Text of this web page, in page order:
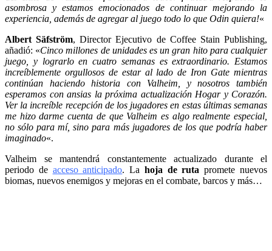
asombrosa y estamos emocionados de continuar mejorando la
experiencia, además de agregar al juego todo lo que Odin quiera!«
Albert Säfström, Director Ejecutivo de Coffee Stain Publishing,
añadió: «Cinco millones de unidades es un gran hito para cualquier
juego, y lograrlo en cuatro semanas es extraordinario. Estamos
increíblemente orgullosos de estar al lado de Iron Gate mientras
continúan haciendo historia con Valheim, y nosotros también
esperamos con ansias la próxima actualización Hogar y Corazón.
Ver la increíble recepciónde los jugadores en estas últimas semanas
me hizo darme cuenta de que Valheim es algo realmente especial,
no sólo para mí, sino para más jugadores de los que podría haber
imaginado«.
Valheim se mantendrá constantemente actualizado durante el
periodo de acceso anticipado. La hoja de ruta promete nuevos
biomas, nuevos enemigos y mejoras en el combate, barcos y más…